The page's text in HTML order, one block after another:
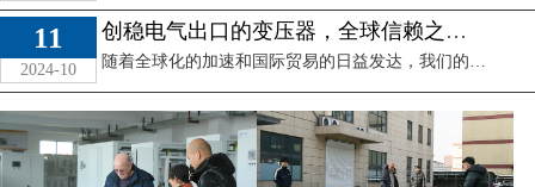
11
2024-10
创稳电气出口的变压器，全球信赖之选！
随着全球化的加速和国际贸易的日益发达，我们的变压器已经远销海外，迈向世界舞台。我们深知，品质与创新是打开国际市场的关键，因此我们致力于提供最优质的变压 ...
器？三相460V 400V变
208V变压器出口美国
创稳电气2025开工盛
典：新征程，再启航
查看详情